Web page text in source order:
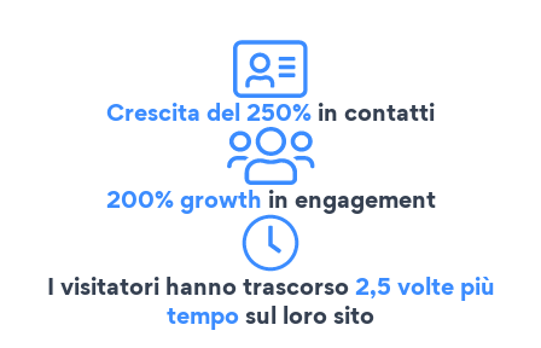
Crescita del 250% in contatti
200% growth in engagement
I visitatori hanno trascorso2,5 volte più
temposul loro sito